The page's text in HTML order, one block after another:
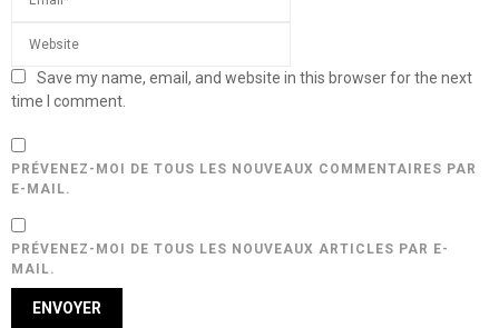
Save my name, email, and website in this browser for the next
time I comment.
PRÉVENEZ-MOI DE TOUS LES NOUVEAUX COMMENTAIRES PAR
E-MAIL.
PRÉVENEZ-MOI DE TOUS LES NOUVEAUX ARTICLES PAR E-
MAIL.